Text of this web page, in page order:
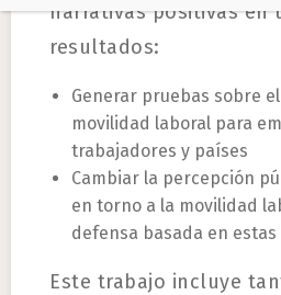
narrativas positivas en
resultados:
Generar pruebas sobre
movilidad laboral para
trabajadores y países
Cambiar la percepción
en torno a la movilidad
defensa basada en
Este trabajo incluye